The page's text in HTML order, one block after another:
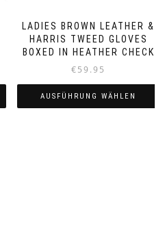
LADIES BROWN LEATHER &
HARRIS TWEED GLOVES
BOXED IN HEATHER CHECK
€59.95
AUSFÜHRUNG WÄHLEN